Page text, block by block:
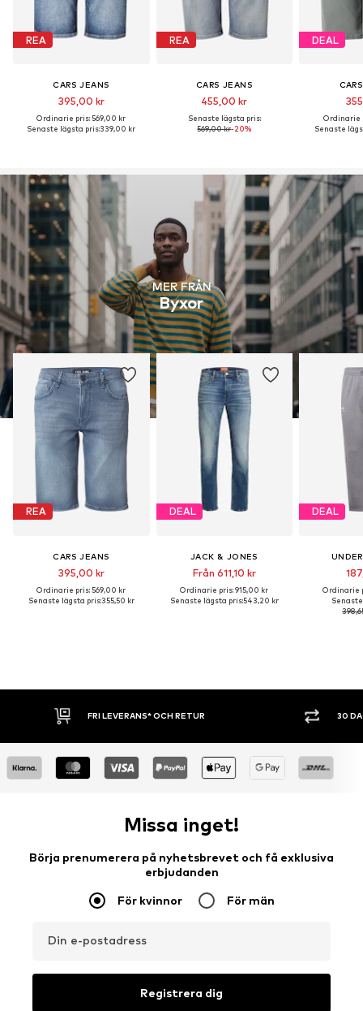
REA
CARS JEANS
395,00 kr
Ordinarie pris: 569,00 kr
Senaste lägsta pris:339,00 kr
REA
CARS JEANS
455,00 kr
Senaste lägsta pris:
569,00 kr-20%
DEAL
Ordinarie
Senaste
MER FRÅN
Byxor
REA
CARS JEANS
395,00 kr
Ordinarie pris: 569,00 kr
Senaste lägsta pris:355,50 kr
DEAL
JACK & JONES
Från 611,10 kr
Ordinarie pris: 915,00 kr
Senaste lägsta pris:543,20 kr
DEAL
Ordinarie
30 DAGARS ÖPPET KÖP SHOPPA NU.
Missa inget!
Börja prenumerera på nyhetsbrevet och få exklusiva
erbjudanden
För kvinnor För män
Din e-postadress
Registrera dig